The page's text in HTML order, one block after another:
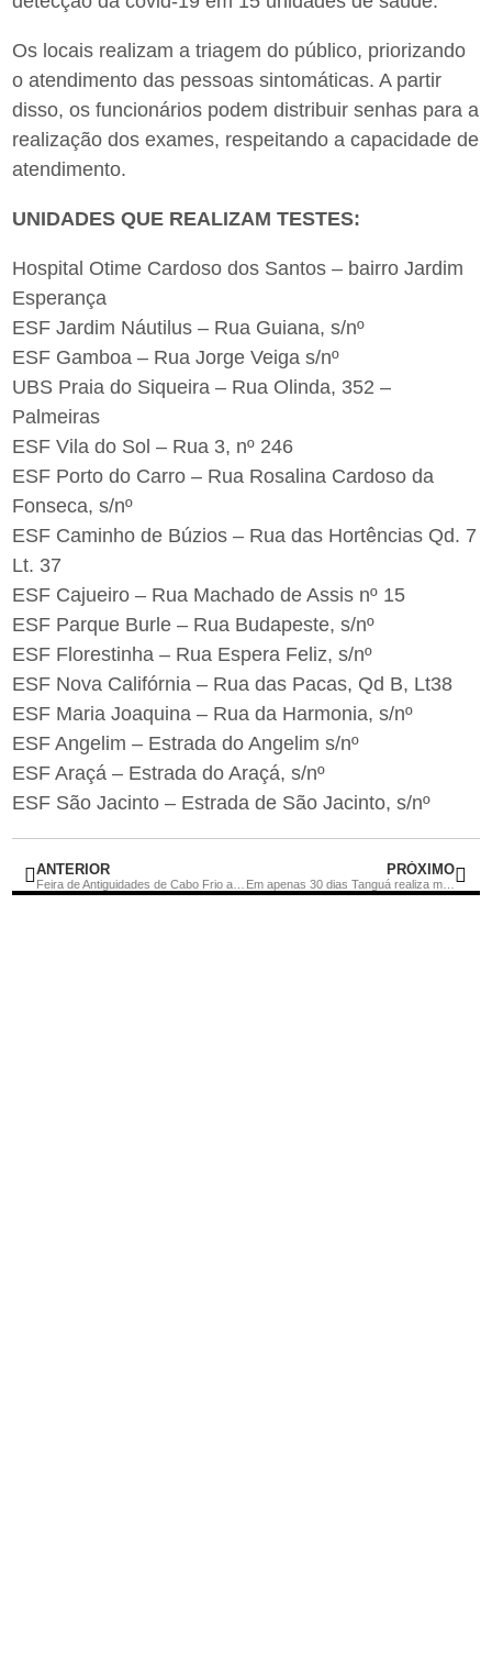
Os locais realizam a triagem do público, priorizando
o atendimento das pessoas sintomáticas. A partir
disso, os funcionários podem distribuir senhas para a
realização dos exames, respeitando a capacidade de
atendimento.
UNIDADES QUE REALIZAM TESTES:
Hospital Otime Cardoso dos Santos – bairro Jardim
Esperança
ESF Jardim Náutilus – Rua Guiana, s/nº
ESF Gamboa – Rua Jorge Veiga s/nº
UBS Praia do Siqueira – Rua Olinda, 352 –
Palmeiras
ESF Vila do Sol – Rua 3, nº 246
ESF Porto do Carro – Rua Rosalina Cardoso da
Fonseca, s/nº
ESF Caminho de Búzios – Rua das Hortências Qd. 7
Lt. 37
ESF Cajueiro – Rua Machado de Assis nº 15
ESF Parque Burle – Rua Budapeste, s/nº
ESF Florestinha – Rua Espera Feliz, s/nº
ESF Nova Califórnia – Rua das Pacas, Qd B, Lt38
ESF Maria Joaquina – Rua da Harmonia, s/nº
ESF Angelim – Estrada do Angelim s/nº
ESF Araçá – Estrada do Araçá, s/nº
ESF São Jacinto – Estrada de São Jacinto, s/nº
ANTERIOR
Feira de Antiguidades de Cabo Frio acontecerá neste domingo (30)
PRÓXIMO
Em apenas 30 dias Tanguá realiza mais de 4 mil testes de Covid-19